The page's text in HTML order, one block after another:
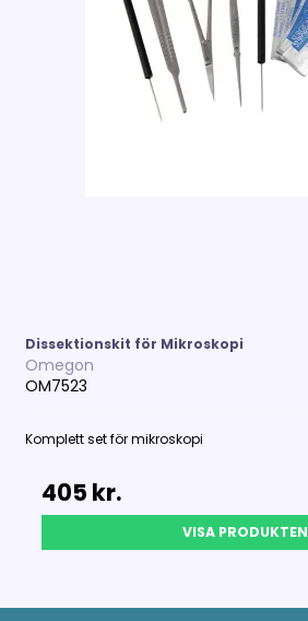
Dissektionskit för Mikroskopi
Omegon
OM7523
Komplett set för mikroskopi
405 kr.
VISA PRODUKTEN